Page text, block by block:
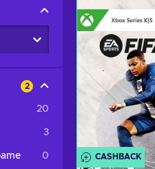
2
20
3
0 CASHBACK